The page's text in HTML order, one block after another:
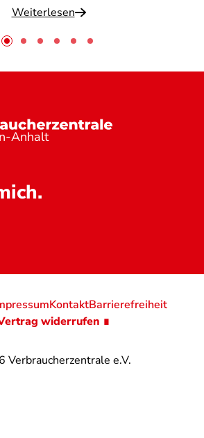
Weiterlesen
Anhalt
Verbraucherzentrale e.V.
KontaktBarrierefreiheit
widerrufen ∎